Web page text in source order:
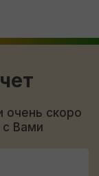
очень скоро
Вами